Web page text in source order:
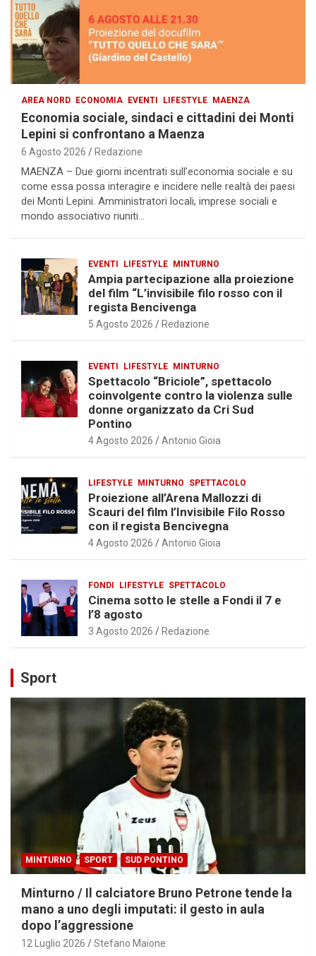
AREA NORD ECONOMIA EVENTI LIFESTYLE MAENZA
Economia sociale, sindaci e cittadini dei Monti
Lepini si confrontano a Maenza
6 Agosto 2026 Redazione
MAENZA – Due giorni incentrati sull’economia sociale e su
come essa possa interagire e incidere nelle realtà dei paesi
dei Monti Lepini. Amministratori locali, imprese sociali e
mondo associativo riuniti…
EVENTI LIFESTYLE MINTURNO
Ampia partecipazione alla proiezione
del film “L’invisibile filo rosso con il
regista Bencivenga
5 Agosto 2026 Redazione
EVENTI LIFESTYLE MINTURNO
Spettacolo “Briciole”, spettacolo
coinvolgente contro la violenza sulle
donne organizzato da Cri Sud
Pontino
4 Agosto 2026 Antonio Gioia
LIFESTYLE MINTURNO SPETTACOLO
Proiezione all’Arena Mallozzi di
Scauri del film l’Invisibile Filo Rosso
con il regista Bencivegna
4 Agosto 2026 Antonio Gioia
FONDI LIFESTYLE SPETTACOLO
Cinema sotto le stelle a Fondi il 7 e
l’8 agosto
3 Agosto 2026 Redazione
Sport
MINTURNO SPORT SUD PONTINO
Minturno / Il calciatore Bruno Petrone tende la
mano a uno degli imputati: il gesto in aula
dopo l’aggressione
12 Luglio 2026 Stefano Maione